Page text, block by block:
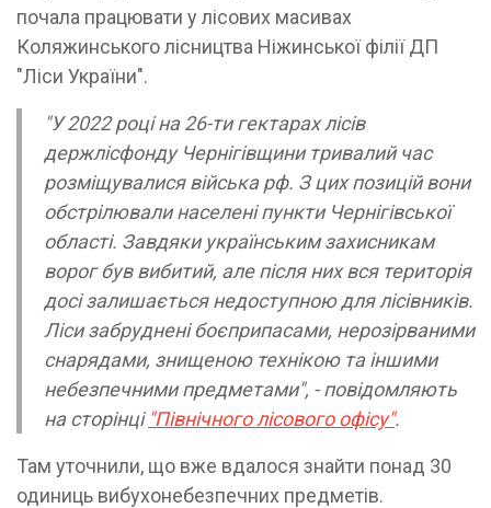
почала працювати у лісових масивах
Коляжинського лісництва Ніжинської філії ДП
"Ліси України".
"У 2022 році на 26-ти гектарах лісів
держлісфонду Чернігівщини тривалий час
розміщувалися війська рф. З цих позицій вони
обстрілювали населені пункти Чернігівської
області. Завдяки українським захисникам
ворог був вибитий, але після них вся територія
досі залишається недоступною для лісівників.
Ліси забруднені боєприпасами, нерозірваними
снарядами, знищеною технікою та іншими
небезпечними предметами", - повідомляють
на сторінці "Північного лісового офісу".
Там уточнили, що вже вдалося знайти понад 30
одиниць вибухонебезпечних предметів.